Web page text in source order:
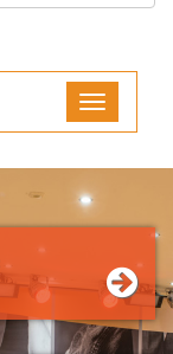
Toggle